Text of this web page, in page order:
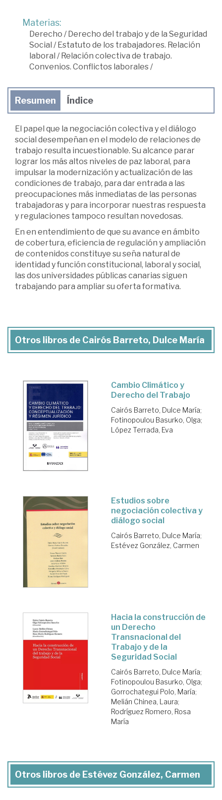
Materias:
Derecho / Derecho del trabajo y de la Seguridad
Social / Estatuto de los trabajadores. Relación
laboral / Relación colectiva de trabajo.
Convenios. Conflictos laborales/
Resumen Índice
El papel que la negociación colectiva y el diálogo
social desempeñan en el modelo de relaciones de
trabajo resulta incuestionable. Su alcance parar
lograr los más altos niveles de paz laboral, para
impulsar la modernización y actualización de las
condiciones de trabajo, para dar entrada a las
preocupaciones más inmediatas de las personas
trabajadoras y para incorporar nuestras respuesta
y regulaciones tampoco resultan novedosas.
En en entendimiento de que su avance en ámbito
de cobertura, eficiencia de regulación y ampliación
de contenidos constituye su seña natural de
identidad y función constitucional, laboral y social,
las dos universidades públicas canarias siguen
trabajando para ampliar su oferta formativa.
Otros libros de Cairós Barreto, Dulce María
Cambio Climático y
Derecho del Trabajo
Cairós Barreto, Dulce María;
Fotinopoulou Basurko, Olga;
López Terrada, Eva
Estudios sobre
negociación colectiva y
diálogo social
Cairós Barreto, Dulce María;
Estévez González, Carmen
Hacia la construcción de
un Derecho
Transnacional del
Trabajo y de la
Seguridad Social
Cairós Barreto, Dulce María;
Fotinopoulou Basurko, Olga;
Gorrochategui Polo, María;
Melián Chinea, Laura;
Rodríguez Romero, Rosa
María
Otros libros de Estévez González, Carmen